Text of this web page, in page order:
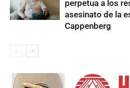
perpetua a los
asesinato de la
Cappenberg